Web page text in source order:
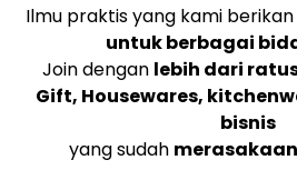
Ilmu praktis yang kami berikan
untuk berbagai
Join dengan lebih dari
Gift, Housewares,
bisnis
yang sudah